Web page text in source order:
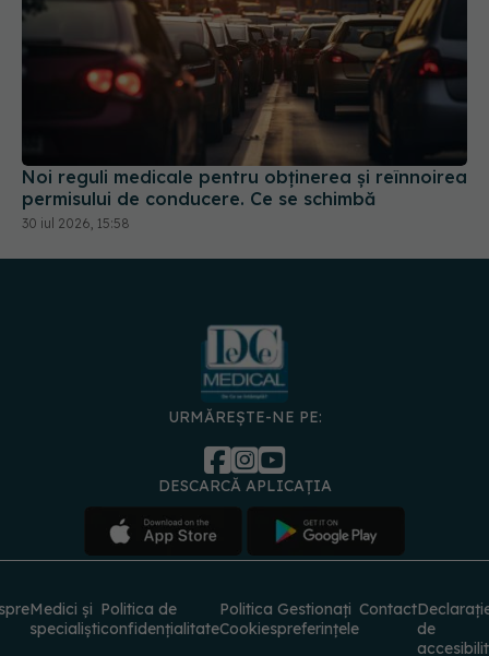
Noi reguli medicale pentru obținerea și reînnoirea
permisului de conducere. Ce se schimbă
30 iul 2026, 15:58
URMĂREȘTE-NE PE:
DESCARCĂ APLICAȚIA
Medici și
specialiști
Politica de
confidențialitate
Politica
Cookies
Gestionați
preferințele
Contact
de